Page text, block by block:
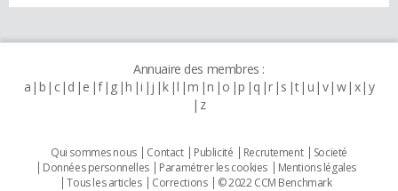
Annuaire des membres :
a b c d e f g h i j k l m n o p q r s t u v w x y
z
Qui sommes nous Contact Publicité Recrutement
Societé
Données personnelles
Paramétrer les cookies
Mentions légales
Tous les articles
Corrections © 2022 CCM Benchmark